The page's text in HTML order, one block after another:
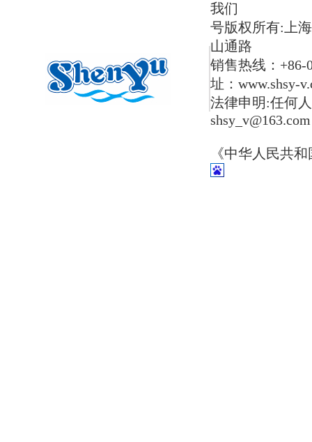
我们
号版权所有:上
山通路
销售热线：+86-
址：www.shsy-
法律申明:任何
shsy_v@163.com
《中华人民共